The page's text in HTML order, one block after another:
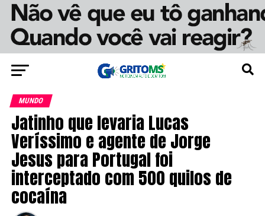
MUNDO
Jatinho que levaria Lucas
Veríssimo e agente de Jorge
Jesus para Portugal foi
interceptado com 500 quilos de
cocaína